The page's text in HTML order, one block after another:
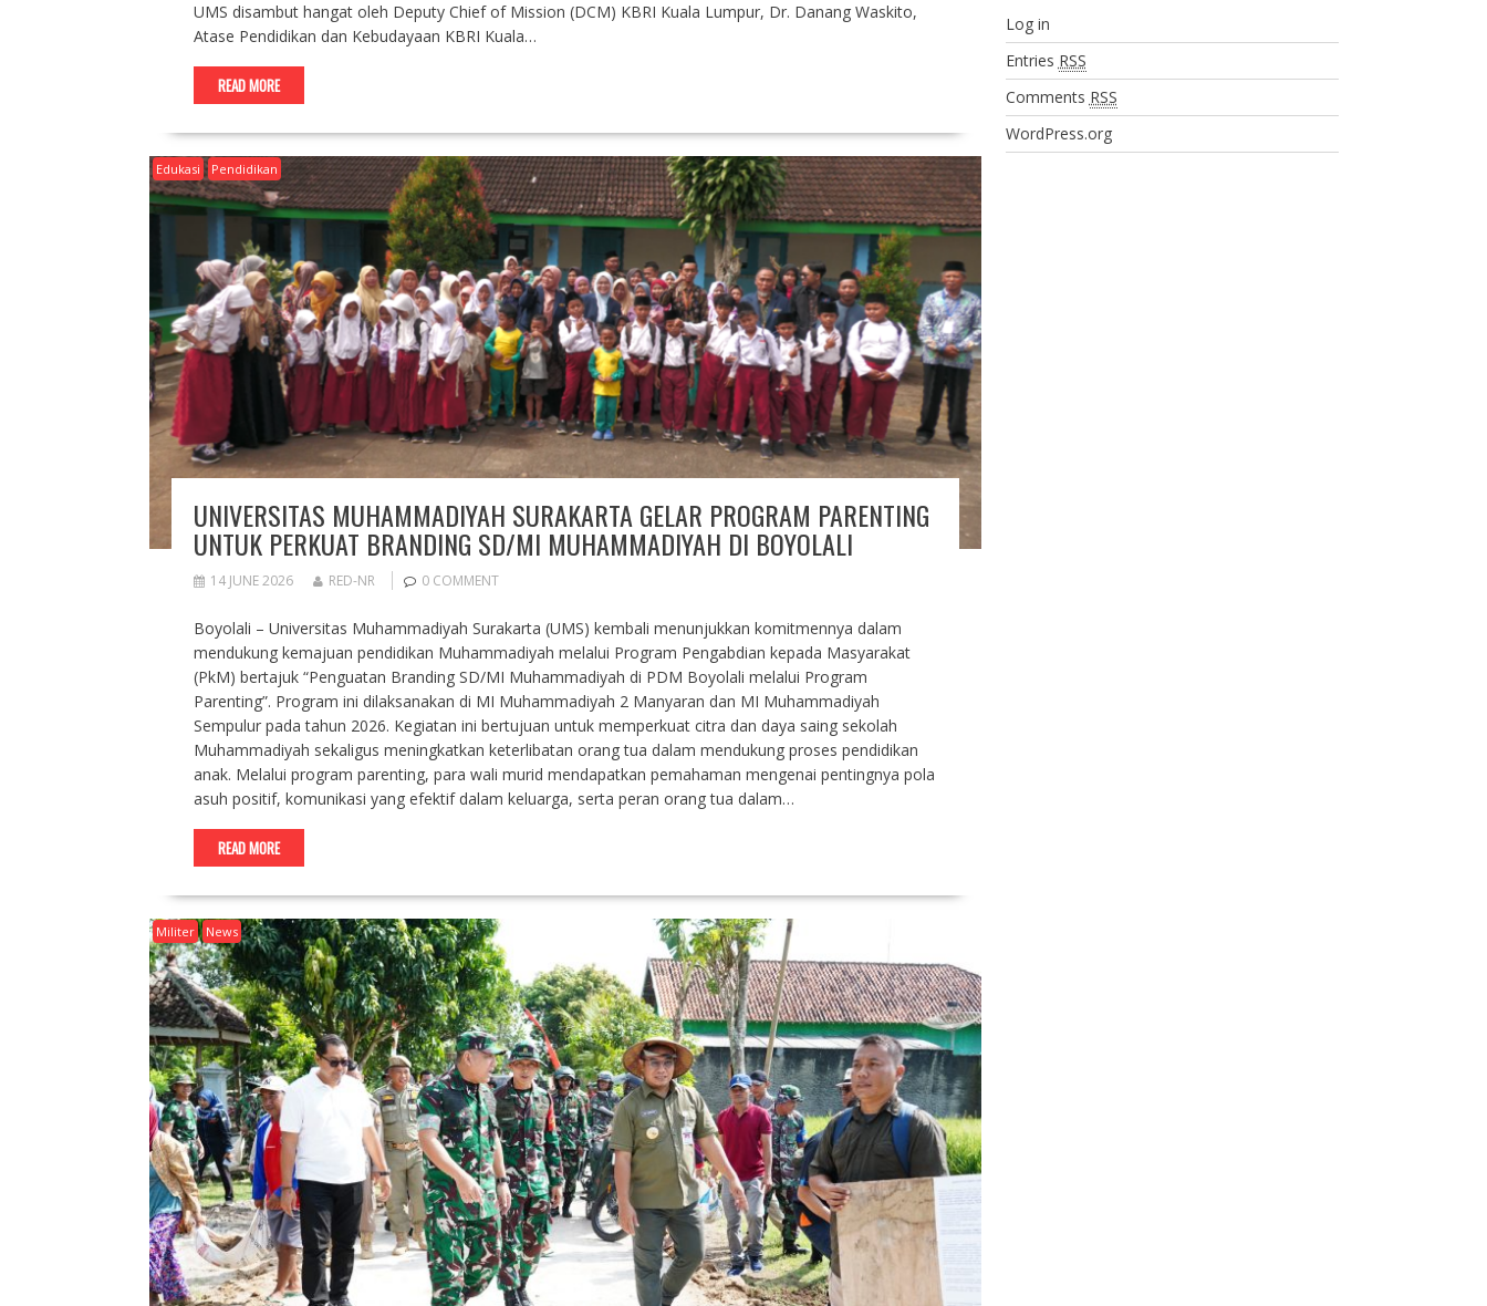
UMS disambut hangat oleh Deputy Chief of Mission (DCM) KBRI Kuala Lumpur, Dr. Danang Waskito,
Atase Pendidikan dan Kebudayaan KBRI Kuala…
READ MORE
Edukasi Pendidikan
UNIVERSITAS MUHAMMADIYAH SURAKARTA GELAR PROGRAM PARENTING
UNTUK PERKUAT BRANDING SD/MI MUHAMMADIYAH DI BOYOLALI
14 JUNE 2026 RED-NR 0 COMMENT
Boyolali – Universitas Muhammadiyah Surakarta (UMS) kembali menunjukkan komitmennya dalam
mendukung kemajuan pendidikan Muhammadiyah melalui Program Pengabdian kepada Masyarakat
(PkM) bertajuk “Penguatan Branding SD/MI Muhammadiyah di PDM Boyolali melalui Program
Parenting”. Program ini dilaksanakan di MI Muhammadiyah 2 Manyaran dan MI Muhammadiyah
Sempulur pada tahun 2026. Kegiatan ini bertujuan untuk memperkuat citra dan daya saing sekolah
Muhammadiyah sekaligus meningkatkan keterlibatan orang tua dalam mendukung proses pendidikan
anak. Melalui program parenting, para wali murid mendapatkan pemahaman mengenai pentingnya pola
asuh positif, komunikasi yang efektif dalam keluarga, serta peran orang tua dalam…
READ MORE
Militer News
Log in
Entries RSS
Comments RSS
WordPress.org